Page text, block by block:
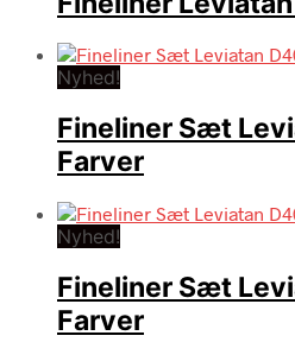
Nyhed!
Fineliner Sæt
Farver
Nyhed!
Fineliner Sæt
Farver